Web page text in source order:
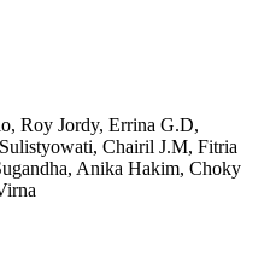
Roy Jordy, Errina G.D,
Chairil J.M, Fitria
Anika Hakim, Choky